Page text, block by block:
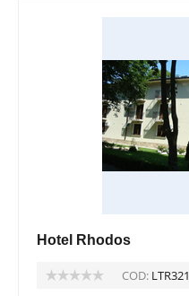
Hotel Rhodos
COD: LTR321